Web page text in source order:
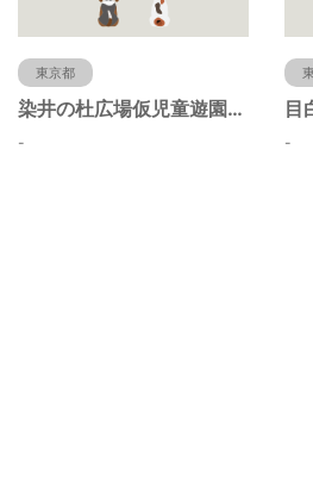
東京都
染井の杜広場仮児童遊園（東京都豊島区）
-
目
-